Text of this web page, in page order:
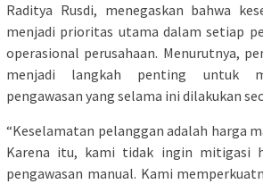
Raditya Rusdi, menegaskan bahwa
menjadi prioritas utama dalam setiap
operasional perusahaan. Menurutnya,
menjadi langkah penting untuk
pengawasan yang selama ini dilakukan
“Keselamatan pelanggan adalah harga
Karena itu, kami tidak ingin mitigasi
pengawasan manual. Kami